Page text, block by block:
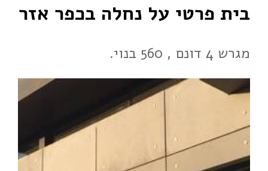
בית פרטי על נחלה בכפר אזר
מגרש 4 דונם , 560 בנוי.